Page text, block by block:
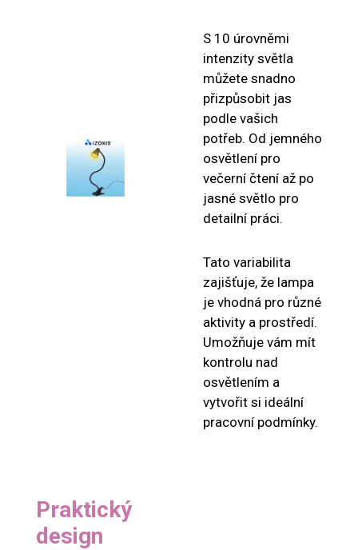
S 10 úrovněmi
intenzity světla
můžete snadno
přizpůsobit jas
podle vašich
potřeb. Od jemného
osvětlení pro
večerní čtení až po
jasné světlo pro
detailní práci.
Tato variabilita
zajišťuje, že lampa
je vhodná pro různé
aktivity a prostředí.
Umožňuje vám mít
kontrolu nad
osvětlením a
vytvořit si ideální
pracovní podmínky.
Praktický
design